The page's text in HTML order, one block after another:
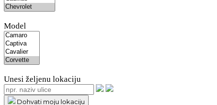
Model
Unesi željenu lokaciju
Dohvati moju lokaciju